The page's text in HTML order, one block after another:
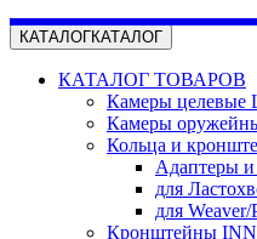
КАТАЛОГКАТАЛОГ
КАТАЛОГ ТОВАРОВ
Камеры целевые
Камеры
Кольца и
Адаптеры и
для
для
Кронштейны